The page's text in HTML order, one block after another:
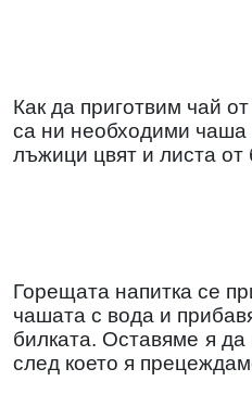
Как да приготвим чай
са ни необходими чаша
лъжици цвят и листа от
Горещата напитка се
чашата с вода и
билката. Оставяме я да
след което я